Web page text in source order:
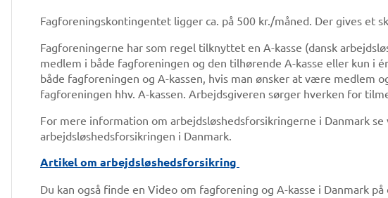
Fagforeningskontingentet ligger ca. på 500 kr./måned. Der gives et
Fagforeningerne har som regel tilknyttet en A-kasse (dansk
medlem i både fagforeningen og den tilhørende A-kasse eller kun i
både fagforeningen og A-kassen, hvis man ønsker at være medlem
fagforeningen hhv. A-kassen. Arbejdsgiveren sørger hverken for
For mere information om arbejdsløshedsforsikringerne i Danmark
arbejdsløshedsforsikringen i Danmark.
Artikel om arbejdsløshedsforsikring
Du kan også finde en Video om fagforening og A-kasse i Danmark